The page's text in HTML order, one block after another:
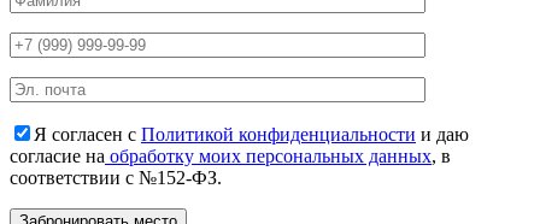
Я согласен с Политикой конфиденциальности и даю
согласие на обработку моих персональных данных, в
соответствии с №152-ФЗ.